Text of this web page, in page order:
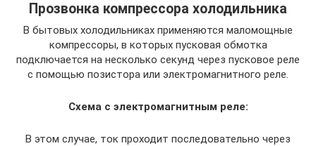
Прозвонка компрессора холодильника
В бытовых холодильниках применяются маломощные
компрессоры, в которых пусковая обмотка
подключается на несколько секунд через пусковое реле
с помощью позистора или электромагнитного реле.
Схема с электромагнитным реле:
В этом случае, ток проходит последовательно через